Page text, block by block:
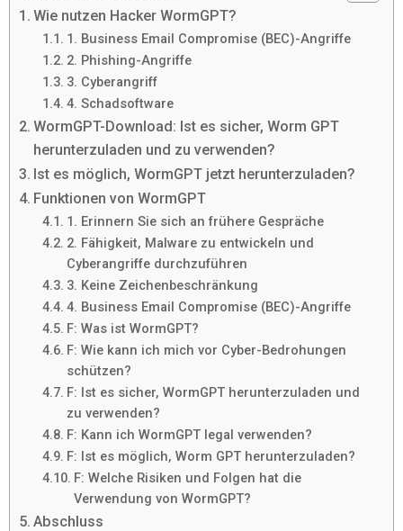
Wie nutzen Hacker WormGPT?
1. Business Email Compromise (BEC)-Angriffe
2. Phishing-Angriffe
3. Cyberangriff
4. Schadsoftware
WormGPT-Download: Ist es sicher, Worm GPT
herunterzuladen und zu verwenden?
Ist es möglich, WormGPT jetzt herunterzuladen?
Funktionen von WormGPT
1. Erinnern Sie sich an frühere Gespräche
2. Fähigkeit, Malware zu entwickeln und
Cyberangriffe durchzuführen
3. Keine Zeichenbeschränkung
4. Business Email Compromise (BEC)-Angriffe
F: Was ist WormGPT?
F: Wie kann ich mich vor Cyber-Bedrohungen
schützen?
F: Ist es sicher, WormGPT herunterzuladen und
zu verwenden?
F: Kann ich WormGPT legal verwenden?
F: Ist es möglich, Worm GPT herunterzuladen?
F: Welche Risiken und Folgen hat die
Verwendung von WormGPT?
Abschluss